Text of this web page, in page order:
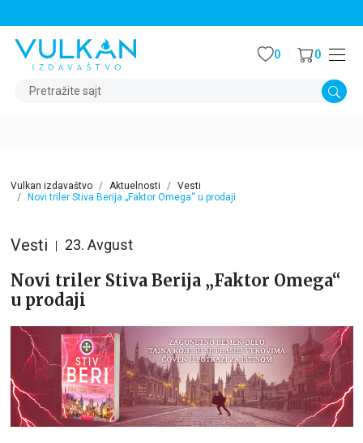
Pretražite sajt
0 0
Vulkan izdavaštvo Aktuelnosti
Vesti
Novi triler Stiva Berija „Faktor Omega“ u prodaji
Vesti 23. Avgust
Novi triler Stiva Berija „Faktor Omega“
u prodaji